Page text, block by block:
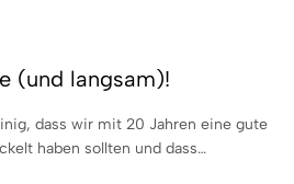
(und langsam)!
dass wir mit 20 Jahren eine gute
haben sollten und dass…